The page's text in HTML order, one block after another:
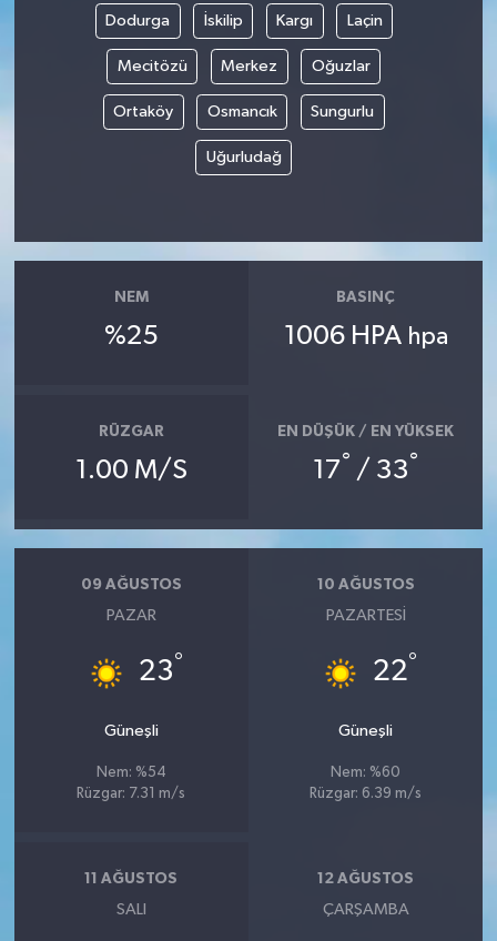
Dodurga İskilip Kargı Laçin
Mecitözü Merkez Oğuzlar
Ortaköy Osmancık Sungurlu
Uğurludağ
NEM
%25
BASINÇ
1006 HPA hpa
RÜZGAR
1.00 M/S
EN DÜŞÜK / EN YÜKSEK
17° / 33°
09 AĞUSTOS
PAZAR
23°
Güneşli
Nem: %54
Rüzgar: 7.31 m/s
10 AĞUSTOS
PAZARTESI
22°
Güneşli
Nem: %60
Rüzgar: 6.39 m/s
11 AĞUSTOS
SALI
12 AĞUSTOS
ÇARŞAMBA
Uğurludağ